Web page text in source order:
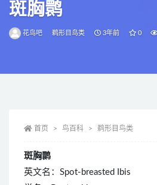
斑胸鹮
花鸟吧 鹈形目鸟类 3年前 0
首页 鸟百科 鹈形目鸟类
斑胸鹮
英文名：Spot-breasted Ibis